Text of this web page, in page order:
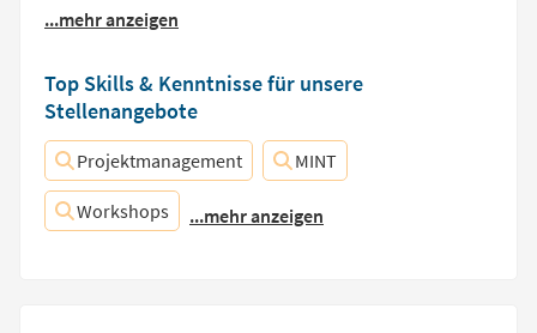
...mehr anzeigen
Top Skills & Kenntnisse für unsere
Stellenangebote
Projektmanagement MINT
Workshops ...mehr anzeigen